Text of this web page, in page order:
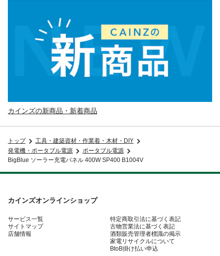
カインズの新商品・新着商品
トップ
工具・建築資材・作業着・木材・DIY
発電機・ポータブル電源
ポータブル電源
BigBlue ソーラー充電パネル 400W SP400 B1004V
カインズオンラインショップ
サービス一覧
サイトマップ
店舗情報
特定商取引法に基づく表記
古物営業法に基づく表記
酒類販売管理者標識の掲示
家電リサイクルについて
BtoB掛け払い申込